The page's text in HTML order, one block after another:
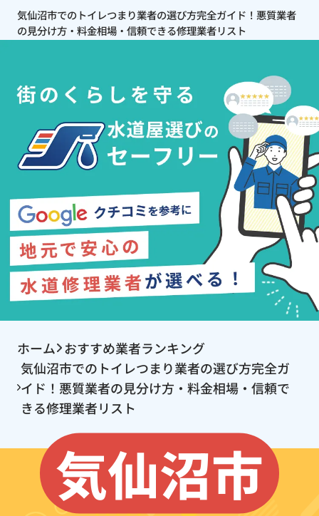
気仙沼市でのトイレつまり業者の選び方完全ガイド！悪質業者
の見分け方・料金相場・信頼できる修理業者リスト
ホーム おすすめ業者ランキング
気仙沼市でのトイレつまり業者の選び方完全ガ
イド！悪質業者の見分け方・料金相場・信頼で
きる修理業者リスト
気仙沼市